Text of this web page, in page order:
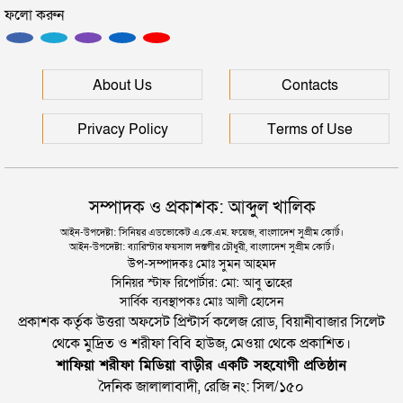
সিলেটে বিদ্যুৎস্পৃষ্টে প্রাণ গেল সিসিক কর্মীর
ফলো করুন
About Us Contacts
Privacy Policy Terms of Use
সম্পাদক ও প্রকাশক: আব্দুল খালিক
আইন-উপদেষ্টা: সিনিয়র এডভোকেট এ.কে.এম. ফয়েজ, বাংলাদেশ সুপ্রীম কোর্ট।
আইন-উপদেষ্টা: ব্যারিস্টার ফয়সাল দস্তগীর চৌধুরী, বাংলাদেশ সুপ্রীম কোর্ট।
উপ-সম্পাদকঃ মোঃ সুমন আহমদ
সিনিয়র স্টাফ রিপোর্টার: মো: আবু তাহের
সার্বিক ব্যবস্থাপকঃ মোঃ আলী হোসেন
প্রকাশক কর্তৃক উত্তরা অফসেট প্রিন্টার্স কলেজ রোড, বিয়ানীবাজার সিলেট
থেকে মুদ্রিত ও শরীফা বিবি হাউজ, মেওয়া থেকে প্রকাশিত।
শাফিয়া শরীফা মিডিয়া বাড়ীর একটি সহযোগী প্রতিষ্ঠান
দৈনিক জালালাবাদী, রেজি নং: সিল/১৫০